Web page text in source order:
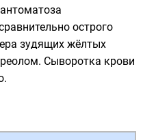
острого
зудящих жёлтых
Сыворотка крови